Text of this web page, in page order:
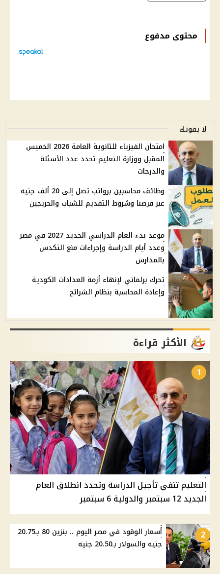
محتوى مدفوع
لا يفوتك
امتحان الفيزياء للثانوية العامة 2026 الخميس
المقبل ووزارة التعليم تحدد عدد الأسئلة
والدرجات
وظائف محاسبين برواتب تصل إلى 20 ألف جنيه
عبر فرصنا وشروط التقديم للشباب والخريجين
موعد بدء العام الدراسي الجديد 2027 في مصر
وعدد أيام الدراسة وإجراءات منع التكدس
بالمدارس
تحرك برلماني لإنهاء أزمة العدادات الكودية
وإعادة المحاسبة بنظام الشرائح
الأكثر قراءة
1
التعليم تنفي تأجيل الدراسة وتحدد انطلاق العام
الجديد 12 سبتمبر والدولية 6 سبتمبر
2
أسعار الوقود في مصر اليوم .. بنزين 80 بـ20.75
جنيه والسولار بـ20.50 جنيه